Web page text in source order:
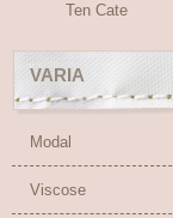
Ten Cate
VARIA
Modal
Viscose